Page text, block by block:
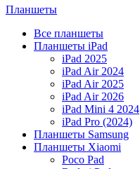
Планшеты
Все планшеты
Планшеты iPad
iPad 2025
iPad Air 2024
iPad Air 2025
iPad Air 2026
iPad Mini 4 2024
iPad Pro (2024)
Планшеты Samsung
Планшеты Xiaomi
Poco Pad